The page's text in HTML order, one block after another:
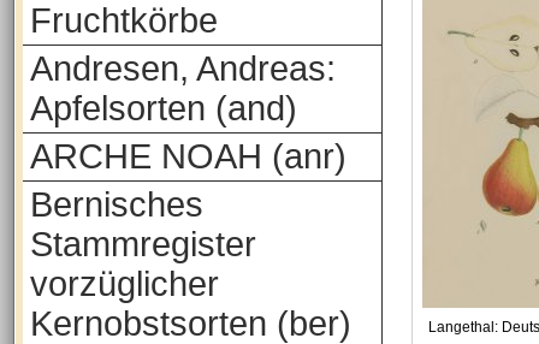
Fruchtkörbe
Andresen, Andreas:
Apfelsorten (and)
ARCHE NOAH (anr)
Bernisches
Stammregister
vorzüglicher
Kernobstsorten (ber)
Langethal: